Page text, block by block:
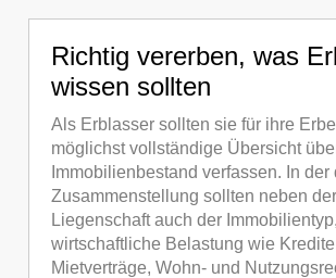
Richtig vererben, was
wissen sollten
Als Erblasser sollten sie für ihre
möglichst vollständige Übersicht
Immobilienbestand verfassen. In der
Zusammenstellung sollten neben
Liegenschaft auch der
wirtschaftliche Belastung wie
Mietverträge, Wohn- und